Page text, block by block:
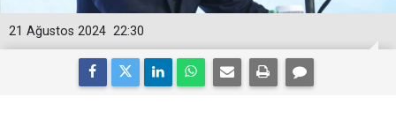
22:30
21 Ağustos 2024